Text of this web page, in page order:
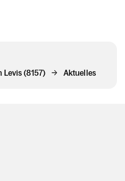
Levis (8157) Aktuelles